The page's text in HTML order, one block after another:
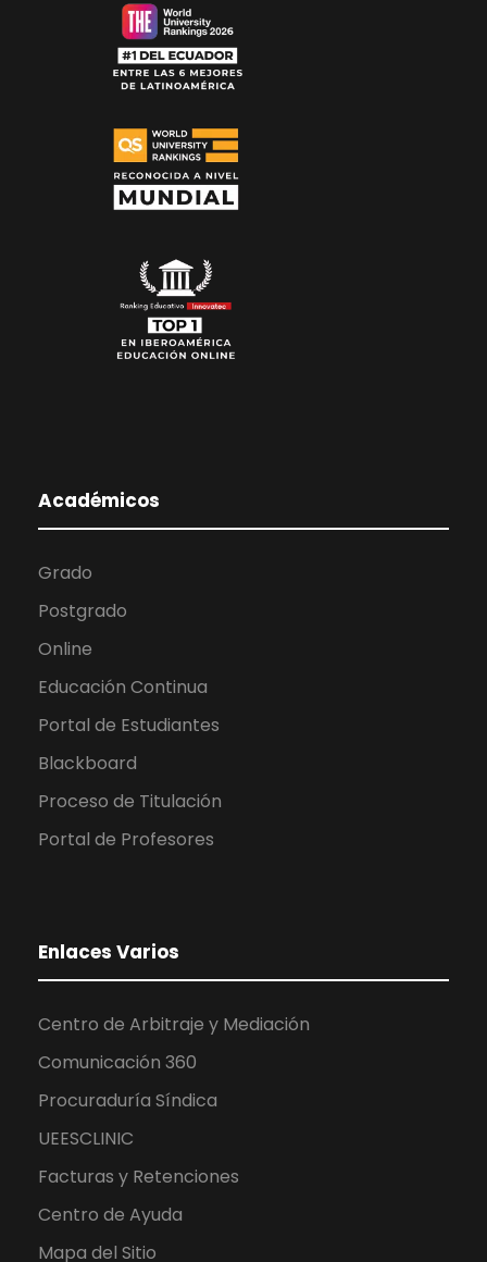
Académicos
Grado
Postgrado
Online
Educación Continua
Portal de Estudiantes
Blackboard
Proceso de Titulación
Portal de Profesores
Enlaces Varios
Centro de Arbitraje y Mediación
Comunicación 360
Procuraduría Síndica
UEESCLINIC
Facturas y Retenciones
Centro de Ayuda
Mapa del Sitio